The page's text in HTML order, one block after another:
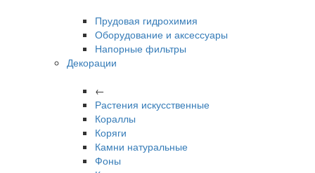
Прудовая гидрохимия
Оборудование и аксессуары
Напорные фильтры
Декорации
←
Растения искусственные
Кораллы
Коряги
Камни натуральные
Фоны